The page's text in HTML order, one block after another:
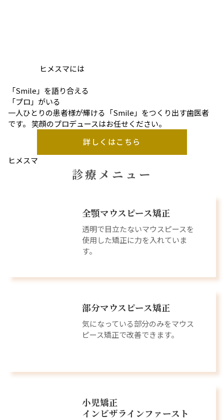
ヒメスマには
「Smile」を語り合える
「プロ」がいる
一人ひとりの患者様が輝ける「Smile」をつくり出す歯医者
です。 笑顔のプロデュースはお任せください。
詳しくはこちら
ヒメスマ
診療メニュー
全顎マウスピース矯正
透明で目立たないマウスピースを
使用した矯正に力を入れていま
す。
部分マウスピース矯正
気になっている部分のみをマウス
ピース矯正で改善できます。
小児矯正
インビザラインファースト